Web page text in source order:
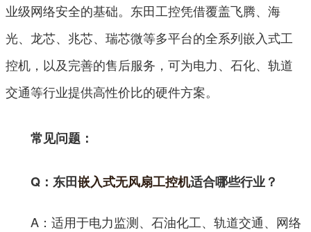
业级网络安全的基础。东田工控凭借覆盖飞腾、海
光、龙芯、兆芯、瑞芯微等多平台的全系列嵌入式工
控机，以及完善的售后服务，可为电力、石化、轨道
交通等行业提供高性价比的硬件方案。
常见问题：
Q：东田嵌入式无风扇工控机适合哪些行业？
A：适用于电力监测、石油化工、轨道交通、网络